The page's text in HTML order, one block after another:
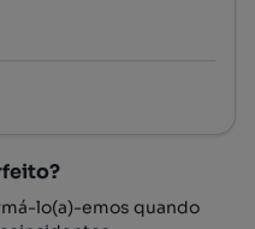
lo(a)-emos quando